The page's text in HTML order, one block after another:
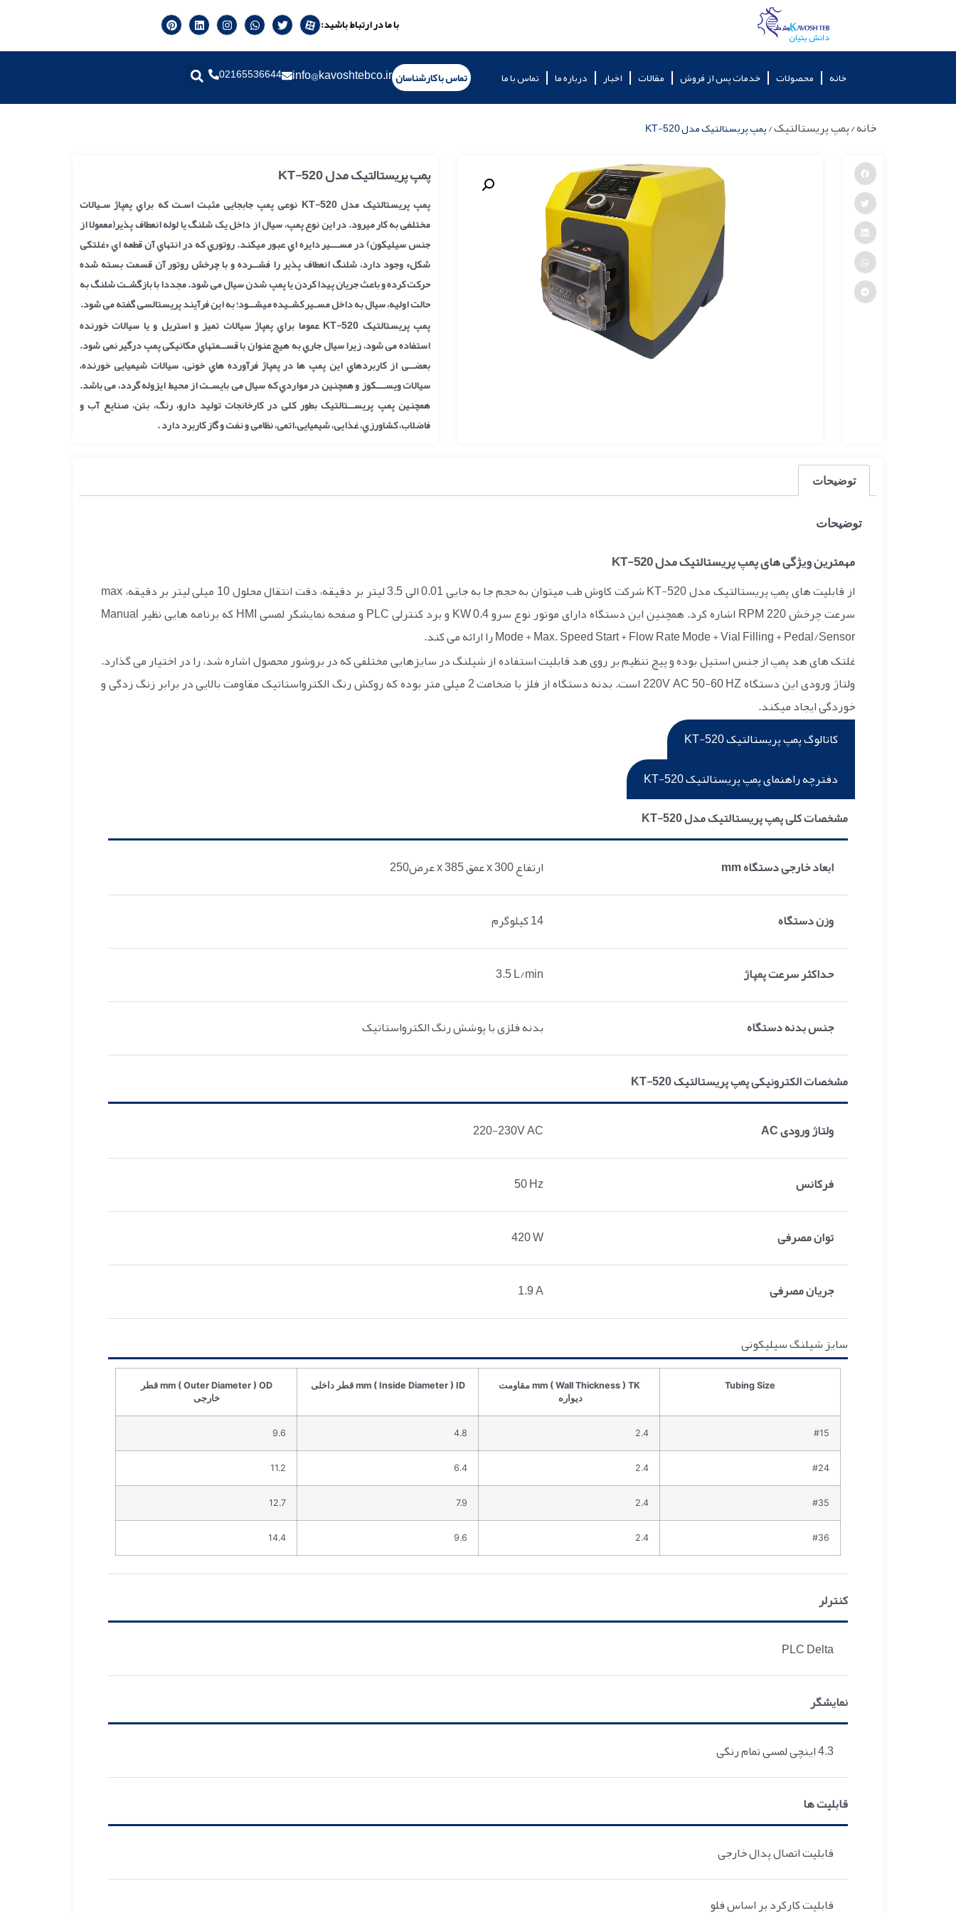
با ما در ارتباط باشید:
خانه محصولات خدمات پس از فروش مقالات اخبار درباره ما تماس با ما تماس با کارشناسانinfo@kavoshtebco.ir
02165536644
خانه/پمپ پریستالتیک/ پمپ پریستالتیک مدل KT-520
پمپ پریستالتیک مدل KT-520
پمپ پریستالتیک مدل KT-520 نوعی پمپ جابجایی مثبت اسـت که براي پمپاژ سـیالات
مختلفی به کار میرود. در این نوع پمپ، سیال از داخل یک شلنگ یا لوله انعطاف پذیر(معمولا از
جنس سیلیکون) در مســـیر دایره اي عبور میکند. روتوري که در انتهاي آن قطعه اي «غلتکی
شکل» وجود دارد، شلنگ انعطاف پذیر را فشــرده و با چرخش روتور آن قسمت بسته شده
حرکت کرده و باعث جریان پیدا کردن یا پمپ شدن سیال می شود. مجددا با بازگشـت شلنگ به
حالت اولیه، سیال به داخل مسـیر کشـیده میشــود؛ به این فرآیند پریستالسی گفته می شود.
پمپ پریستالتیک KT-520 عموما براي پمپاژ سیالات تمیز و استریل و یا سیالات خورنده
استفاده می شود، زیرا سیال جاري به هیچ عنوان با قســمتهاي مکانیکی پمپ درگیر نمی شود.
بعضــی از کاربردهاي این پمپ ها در پمپاژ فرآورده هاي خونی، سیالات شیمیایی خورنده،
سیالات ویســـکوز و همچنین در مواردي که سیال می بایسـت از محیط ایزوله گردد، می باشد.
همچنین پمپ پریســتالتیک بطور کلی در کارخانجات تولید دارو، رنگ، بتن، صنایع آب و
فاضلاب، کشاورزي، غذایی، شیمیایی،اتمی، نظامی و نفت و گاز کاربرد دارد .
توضیحات
توضیحات
مهمترین ویژگی های پمپ پریستالتیک مدل KT-520
از قابلیت های پمپ پریستالتیک مدل KT-520 شرکت کاوش طب میتوان به حجم جا به جایی 0.01 الی 3.5 لیتر بر دقیقه، دقت انتقال محلول 10 میلی لیتر بر دقیقه، max
سرعت چرخش 220 RPM اشاره کرد. همچنین این دستگاه دارای موتور نوع سرو 0.4 KW و برد کنترلی PLC و صفحه نمایشگر لمسی HMI که برنامه هایی نظیر Manual
Mode + Max. Speed Start + Flow Rate Mode + Vial Filling + Pedal/Sensor را ارائه می کند.
غلتک های هد پمپ از جنس استیل بوده و پیچ تنظیم بر روی هد قابلیت استفاده از شیلنگ در سایزهایی مختلفی که در بروشور محصول اشاره شد، را در اختیار می گذارد.
ولتاژ ورودی این دستگاه 220V AC 50-60 HZ است. بدنه دستگاه از فلز با ضخامت 2 میلی متر بوده که روکش رنگ الکترواستاتیک مقاومت بالایی در برابر زنگ زدگی و
خوردگی ایجاد میکند.
کاتالوگ پمپ پریستالتیک KT-520
دفترچه راهنمای پمپ پریستالتیک KT-520
مشخصات کلی پمپ پریستالتیک مدل KT-520
ابعاد خارجی دستگاه mm عرض250 x عمق 385 x ارتفاع 300
وزن دستگاه 14 کیلوگرم
حداکثر سرعت پمپاژ 3.5 L/min
جنس بدنه دستگاه بدنه فلزی با پوشش رنگ الکترواستاتیک
مشخصات الکترونیکی پمپ پریستالتیک KT-520
ولتاژ ورودی AC 220-230V AC
فرکانس 50 Hz
توان مصرفی 420 W
جریان مصرفی 1.9 A
سایز شیلنگ سیلیکونی
Tubing Size
mm ( Wall Thickness ) TK مقاومت
دیواره
mm ( Inside Diameter ) ID قطر داخلی
mm ( Outer Diameter ) OD قطر
خارجی
#15
2.4
4.8
9.6
#24
2.4
6.4
11.2
#35
2.4
7.9
12.7
#36
2.4
9.6
14.4
کنترلر
PLC Delta
نمایشگر
4.3 اینچی لمسی تمام رنگی
قابلیت ها
قابلیت اتصال پدال خارجی
قابلیت کارکرد بر اساس فلو